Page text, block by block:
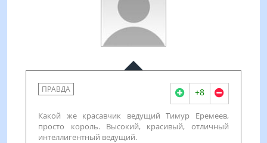
ПРАВДА +8
Какой же красавчик ведущий Тимур Еремеев,
просто король. Высокий, красивый, отличный
интеллигентный ведущий.